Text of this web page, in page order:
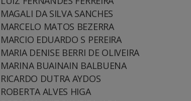
MAGALI DA SILVA SANCHES
MARCELO MATOS BEZERRA
MARCIO EDUARDO S PEREIRA
MARIA DENISE BERRI DE OLIVEIRA
MARINA BUAINAIN BALBUENA
RICARDO DUTRA AYDOS
ROBERTA ALVES HIGA